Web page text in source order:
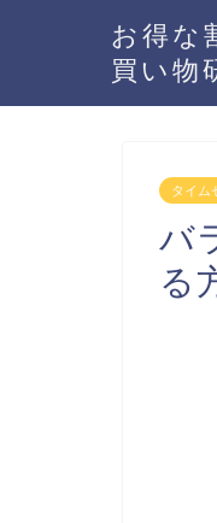
お得な
買い物
タイム
バ
る